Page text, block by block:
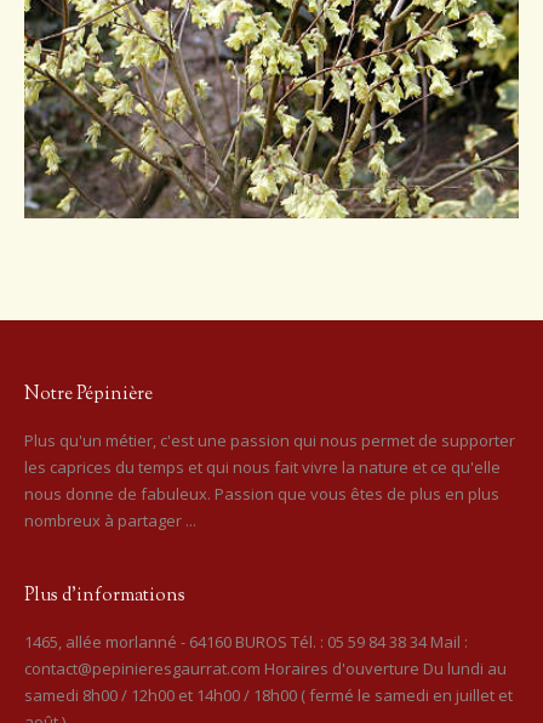
Notre Pépinière
Plus qu'un métier, c'est une passion qui nous permet de supporter
les caprices du temps et qui nous fait vivre la nature et ce qu'elle
nous donne de fabuleux. Passion que vous êtes de plus en plus
nombreux à partager ...
Plus d’informations
1465, allée morlanné - 64160 BUROS Tél. : 05 59 84 38 34 Mail :
contact@pepinieresgaurrat.com Horaires d'ouverture Du lundi au
samedi 8h00 / 12h00 et 14h00 / 18h00 ( fermé le samedi en juillet et